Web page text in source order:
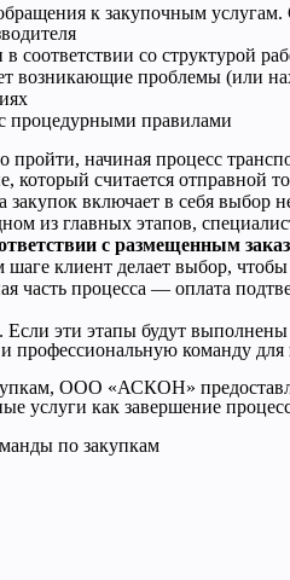
к закупочным
соответствии со структурой
возникающие проблемы (или
процедурными правилами
пройти, начиная процесс
который считается отправной
закупок включает в себя выбор
из главных этапов,
с размещенным
клиент делает выбор,
часть процесса — оплата
Если эти этапы будут
профессиональную команду для
ООО «АСКОН»
услуги как завершение
по закупкам